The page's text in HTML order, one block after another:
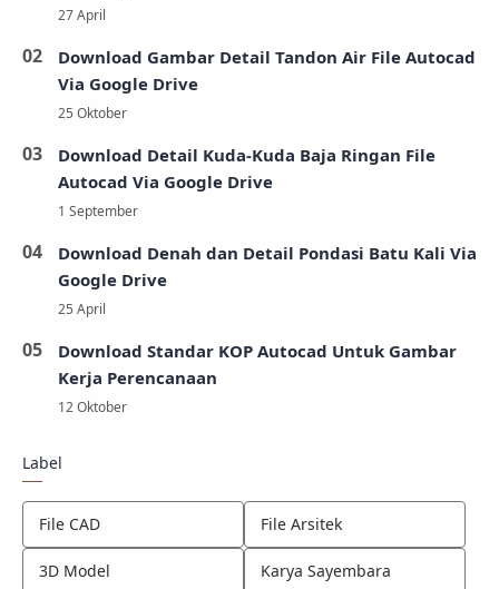
Download Gambar Detail Tandon Air File Autocad
Via Google Drive
Download Detail Kuda-Kuda Baja Ringan File
Autocad Via Google Drive
Download Denah dan Detail Pondasi Batu Kali Via
Google Drive
Download Standar KOP Autocad Untuk Gambar
Kerja Perencanaan
Label
File CAD File Arsitek
3D Model Karya Sayembara